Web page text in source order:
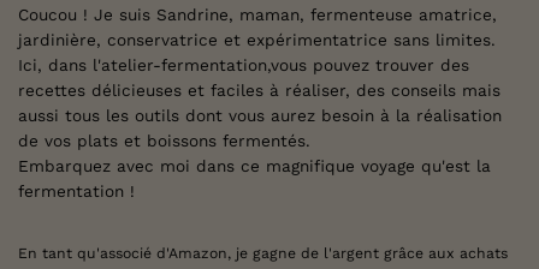
Coucou ! Je suis Sandrine, maman, fermenteuse amatrice,
jardinière, conservatrice et expérimentatrice sans limites.
Ici, dans l'atelier-fermentation,vous pouvez trouver des
recettes délicieuses et faciles à réaliser, des conseils mais
aussi tous les outils dont vous aurez besoin à la réalisation
de vos plats et boissons fermentés.
Embarquez avec moi dans ce magnifique voyage qu'est la
fermentation !
En tant qu'associé d'Amazon, je gagne de l'argent grâce aux achats